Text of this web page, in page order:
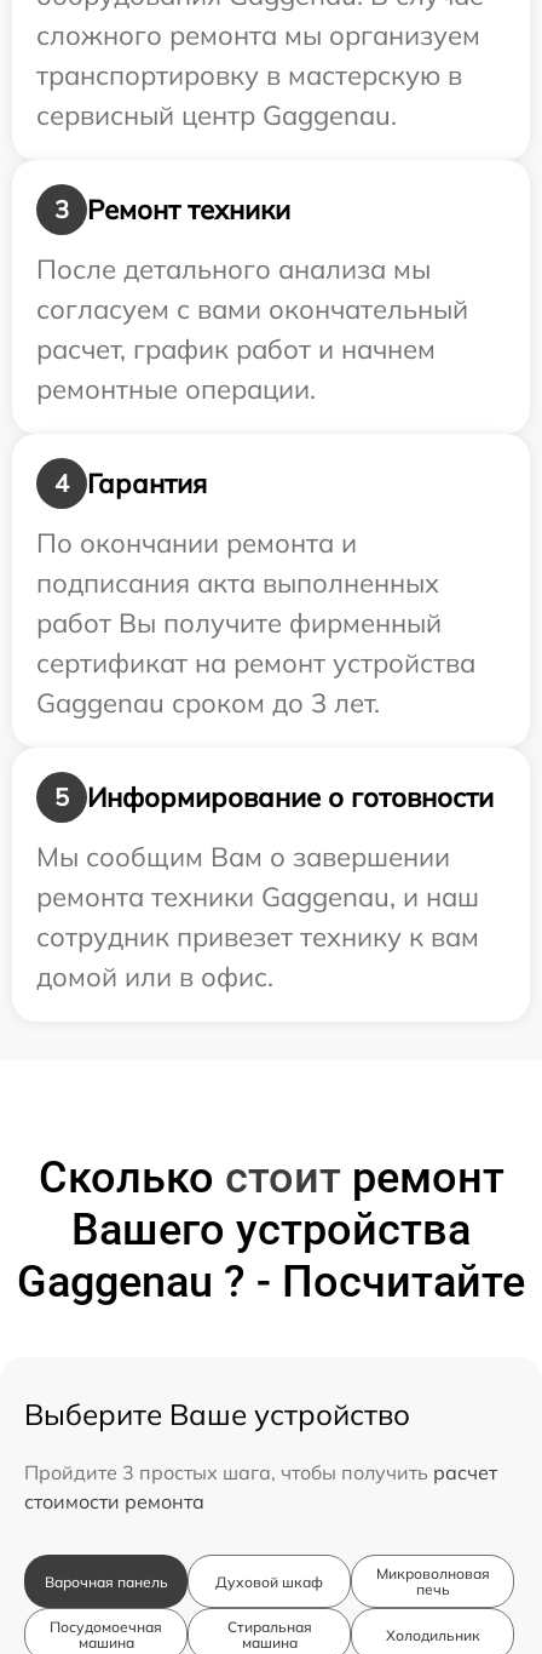
сложного ремонта мы организуем
транспортировку в мастерскую в
сервисный центр Gaggenau.
3
Ремонт техники
После детального анализа мы
согласуем с вами окончательный
расчет, график работ и начнем
ремонтные операции.
4
Гарантия
По окончании ремонта и
подписания акта выполненных
работ Вы получите фирменный
сертификат на ремонт устройства
Gaggenau сроком до 3 лет.
5
Информирование о готовности
Мы сообщим Вам о завершении
ремонта техники Gaggenau, и наш
сотрудник привезет технику к вам
домой или в офис.
Сколько стоитремонт
Вашего устройства
Gaggenau ? - Посчитайте
Выберите Ваше устройство
Пройдите 3 простых шага, чтобы получить расчет
стоимости ремонта
Варочная панель Духовой шкаф
Микроволновая
печь
Посудомоечная
машина
Стиральная
машина
Холодильник